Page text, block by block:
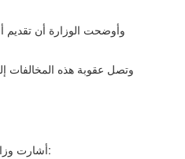
وأوضحت الوزارة أن تقديم
وتصل عقوبة هذه المخالفات
أشارت وزارة الداخلية إلى أن الحملات الأمنية الأخيرة أسفرت عن ضبط عدد كبير من المخالفين المنتمين إلى: